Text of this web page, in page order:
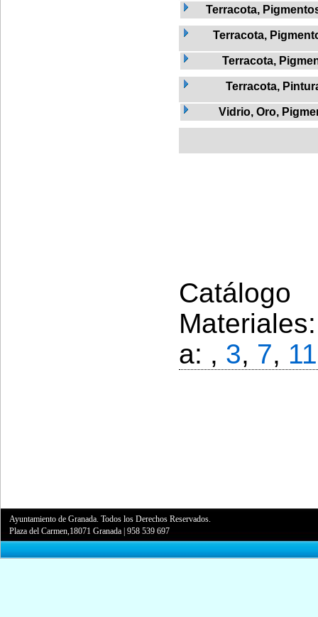
Terracota,
Terracota,
Terracota,
Terracota,
Vidrio, Oro,
a: , 3, 7, 11
Ayuntamiento de Granada. Todos los Derechos Reservados.
Plaza del Carmen,18071 Granada |958 539 697